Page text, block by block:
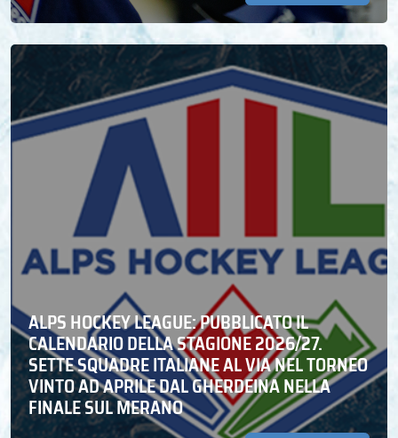
ALPS HOCKEY LEAGUE: PUBBLICATO IL
CALENDARIO DELLA STAGIONE 2026/27.
SETTE SQUADRE ITALIANE AL VIA NEL TORNEO
VINTO AD APRILE DAL GHERDEINA NELLA
FINALE SUL MERANO